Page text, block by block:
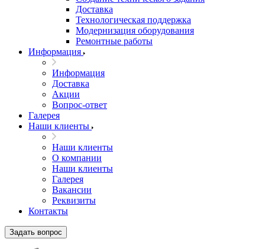
Доставка
Технологическая поддержка
Модернизация оборудования
Ремонтные работы
Информация
Информация
Доставка
Акции
Вопрос-ответ
Галерея
Наши клиенты
Наши клиенты
О компании
Наши клиенты
Галерея
Вакансии
Реквизиты
Контакты
Задать вопрос